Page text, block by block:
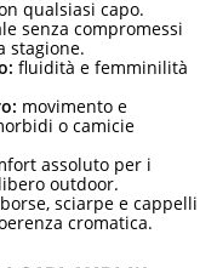
qualsiasi capo.
senza compromessi
stagione.
fluidità e femminilità
movimento e
o camicie
assoluto per i
outdoor.
sciarpe e cappelli
cromatica.